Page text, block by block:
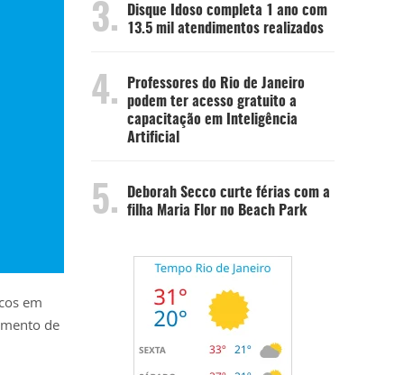
em
de
3.
Disque Idoso completa 1 ano com
13.5 mil atendimentos realizados
4.
Professores do Rio de Janeiro
podem ter acesso gratuito a
capacitação em Inteligência
Artificial
5.
Deborah Secco curte férias com a
filha Maria Flor no Beach Park